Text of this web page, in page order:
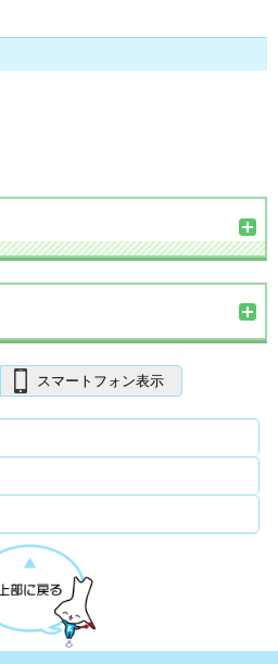
スマートフォン表示